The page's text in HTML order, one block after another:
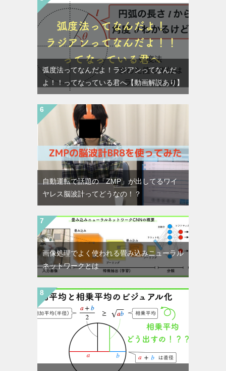
弧度法ってなんだよ！ラジアンってなんだ
よ！！ってなっている君へ【動画解説あり】
自動運転で話題の「ZMP」が出してるワイ
ヤレス脳波計ってどうなの！？
画像処理でよく使われる畳み込みニューラル
ネットワークとは